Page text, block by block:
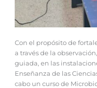
Con el propósito de
a través de la
guiada, en las
Enseñanza de las
cabo un curso de